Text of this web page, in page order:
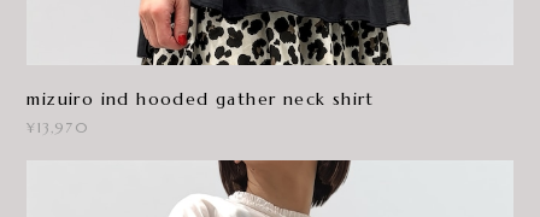
mizuiro ind hooded gather neck shirt
¥13,970